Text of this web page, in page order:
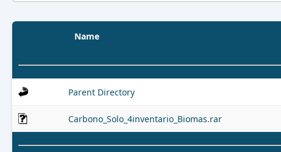
Name
Parent Directory
Carbono_Solo_4inventario_Biomas.rar